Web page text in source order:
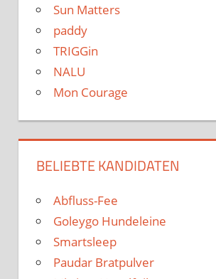
Sun Matters
paddy
TRIGGin
NALU
Mon Courage
BELIEBTE KANDIDATEN
Abfluss-Fee
Goleygo Hundeleine
Smartsleep
Paudar Bratpulver